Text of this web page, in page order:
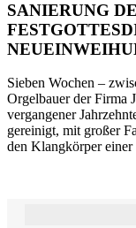
SANIERUNG
Sieben Wochen –
Orgelbauer der Firma
vergangener
gereinigt, mit großer
den Klangkörper